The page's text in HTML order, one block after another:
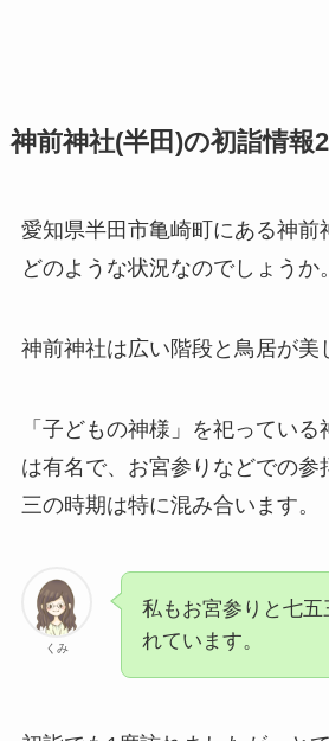
神前神社(半田)の初詣情報
愛知県半田市亀崎町にある神前
どのような状況なのでしょうか。
神前神社は広い階段と鳥居が美
「子どもの神様」を祀ってい
は有名で、お宮参りなどでの参
三の時期は特に混み合います。
くみ
私もお宮参りと七
れています。